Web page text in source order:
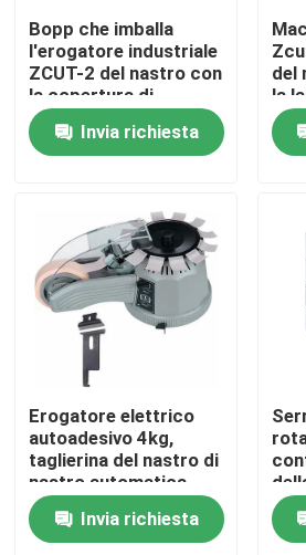
Prodotti
Circa noi
Giro della fabbrica
Controllo di qualità
Contattici
Notizie
Erogatore elettrico del nastro
Bopp che imballa
l'erogatore industriale
ZCUT-2 del nastro con
la copertura di
sicurezza
Invia richiesta
del
la
Erogatore elettrico
autoadesivo 4kg,
taglierina del nastro di
nastro automatica
dell'OEM
Invia richiesta
del